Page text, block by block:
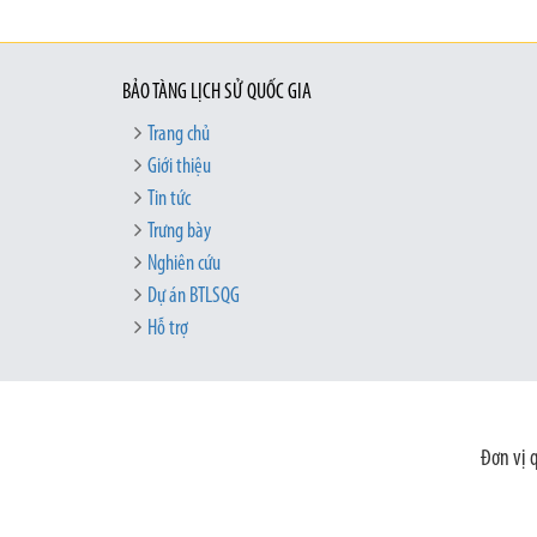
BẢO TÀNG LỊCH SỬ QUỐC GIA
Trang chủ
Giới thiệu
Tin tức
Trưng bày
Nghiên cứu
Dự án BTLSQG
Hỗ trợ
Đơn vị